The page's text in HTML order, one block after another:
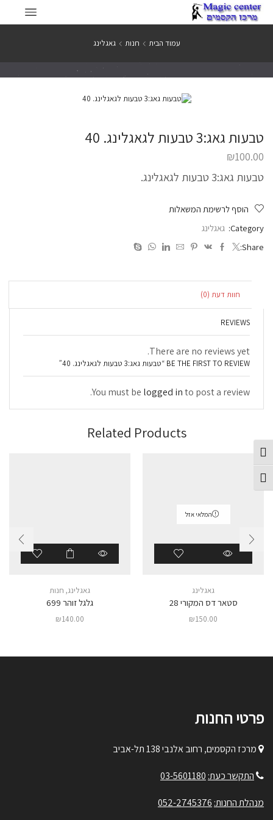
הפעל/כבה ניגודיות גבוהה
מתג גודל גופן
עמוד הבית חנות גאגלינג
טבעות גאג:3 טבעות לגאגלינג. 40
₪100.00
טבעות גאג:3 טבעות לגאגלינג.
הוסף לרשימת המשאלות
Category: גאגלינג
Share:
חוות דעת (0)
REVIEWS
There are no reviews yet.
BE THE FIRST TO REVIEW “טבעות גאג:3 טבעות לגאגלינג. 40”
You must be logged into post a review.
Related Products
המלאי אזל
גאגלינג
סטאר דס המקורי 28
₪150.00
גאגלינג, חנות
גלגל זוהר 699
₪140.00
פרטי החנות
מרכז הקסמים, רחוב אלנבי 138 תל-אביב
התקשר כעת: 03-5601180
מנהלת החנות: 052-2745376